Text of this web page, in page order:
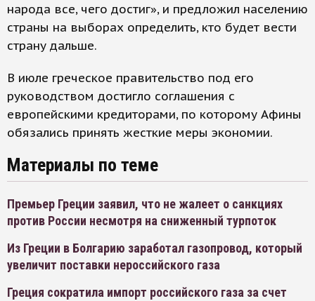
народа все, чего достиг», и предложил населению
страны на выборах определить, кто будет вести
страну дальше.
В июле греческое правительство под его
руководством достигло соглашения с
европейскими кредиторами, по которому Афины
обязались принять жесткие меры экономии.
Материалы по теме
Премьер Греции заявил, что не жалеет о санкциях
против России несмотря на сниженный турпоток
Из Греции в Болгарию заработал газопровод, который
увеличит поставки нероссийского газа
Греция сократила импорт российского газа за счет